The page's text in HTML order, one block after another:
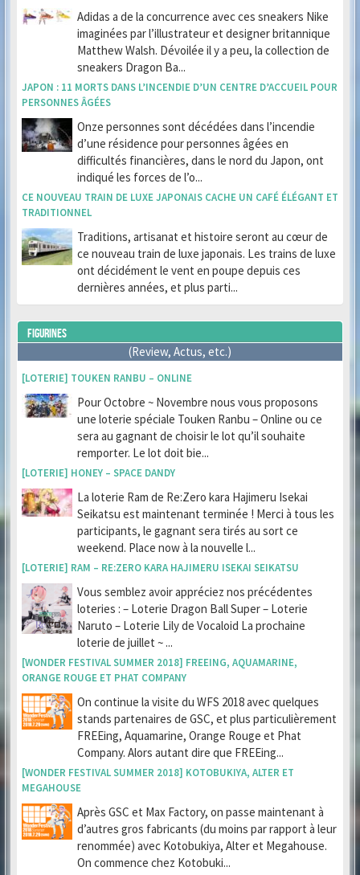
Adidas a de la concurrence avec ces sneakers Nike
imaginées par l’illustrateur et designer britannique
Matthew Walsh. Dévoilée il y a peu, la collection de
sneakers Dragon Ba...
JAPON : 11 MORTS DANS L’INCENDIE D’UN CENTRE D’ACCUEIL POUR
PERSONNES ÂGÉES
Onze personnes sont décédées dans l’incendie
d’une résidence pour personnes âgées en
difficultés financières, dans le nord du Japon, ont
indiqué les forces de l’o...
CE NOUVEAU TRAIN DE LUXE JAPONAIS CACHE UN CAFÉ ÉLÉGANT ET
TRADITIONNEL
Traditions, artisanat et histoire seront au cœur de
ce nouveau train de luxe japonais. Les trains de luxe
ont décidément le vent en poupe depuis ces
dernières années, et plus parti...
FIGURINES
(Review, Actus, etc.)
[LOTERIE] TOUKEN RANBU – ONLINE
Pour Octobre ~ Novembre nous vous proposons
une loterie spéciale Touken Ranbu – Online ou ce
sera au gagnant de choisir le lot qu’il souhaite
remporter. Le lot doit bie...
[LOTERIE] HONEY – SPACE DANDY
La loterie Ram de Re:Zero kara Hajimeru Isekai
Seikatsu est maintenant terminée ! Merci à tous les
participants, le gagnant sera tirés au sort ce
weekend. Place now à la nouvelle l...
[LOTERIE] RAM – RE:ZERO KARA HAJIMERU ISEKAI SEIKATSU
Vous semblez avoir appréciez nos précédentes
loteries : – Loterie Dragon Ball Super – Loterie
Naruto – Loterie Lily de Vocaloid La prochaine
loterie de juillet ~ ...
[WONDER FESTIVAL SUMMER 2018] FREEING, AQUAMARINE,
ORANGE ROUGE ET PHAT COMPANY
On continue la visite du WFS 2018 avec quelques
stands partenaires de GSC, et plus particulièrement
FREEing, Aquamarine, Orange Rouge et Phat
Company. Alors autant dire que FREEing...
[WONDER FESTIVAL SUMMER 2018] KOTOBUKIYA, ALTER ET
MEGAHOUSE
Après GSC et Max Factory, on passe maintenant à
d’autres gros fabricants (du moins par rapport à leur
renommée) avec Kotobukiya, Alter et Megahouse.
On commence chez Kotobuki...